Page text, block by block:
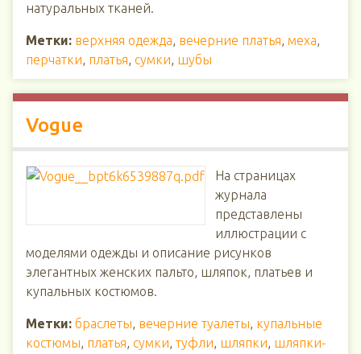
натуральных тканей.
Метки: верхняя одежда, вечерние платья, меха,
перчатки, платья, сумки, шубы
Vogue
На страницах
журнала
представлены
иллюстрации с
моделями одежды и описание рисунков
элегантных женских пальто, шляпок, платьев и
купальных костюмов.
Метки: браслеты, вечерние туалеты, купальные
костюмы, платья, сумки, туфли, шляпки, шляпки-